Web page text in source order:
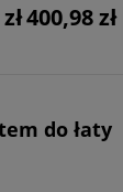
400,98 zł
do łaty